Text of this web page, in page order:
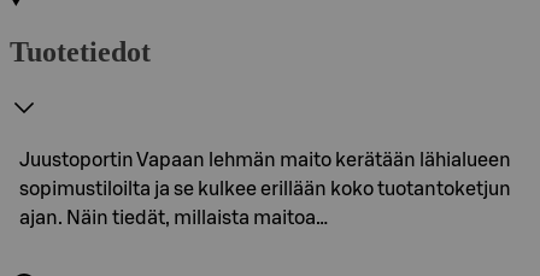
Tuotetiedot
Juustoportin Vapaan lehmän maito kerätään lähialueen
sopimustiloilta ja se kulkee erillään koko tuotantoketjun
ajan. Näin tiedät, millaista maitoa…